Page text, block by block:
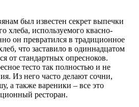
был известен секрет выпечки
хлеба, используемого квасно-
он превратился в традиционное
что заставило в одиннадцатом
от стандартных опресноков.
тесто так полностью и не
Из него часто делают сочни,
а также вареники – все это
ресторан.